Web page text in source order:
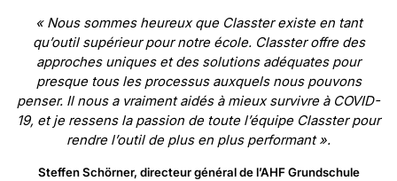
« Nous sommes heureux que Classter existe en tant
qu’outil supérieur pour notre école. Classter offre des
approches uniques et des solutions adéquates pour
presque tous les processus auxquels nous pouvons
penser. Il nous a vraiment aidés à mieux survivre à COVID-
19, et je ressens la passion de toute l’équipe Classter pour
rendre l’outil de plus en plus performant ».
Steffen Schörner, directeur général de l’AHF Grundschule